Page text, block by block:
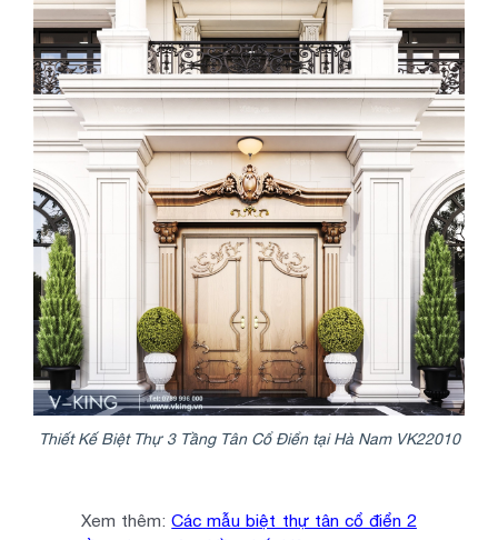
Thiết Kế Biệt Thự 3 Tầng Tân Cổ Điển tại Hà Nam VK22010
Xem thêm:Các mẫu biệt thự tân cổ điển 2